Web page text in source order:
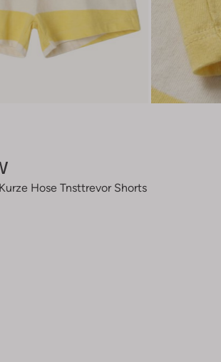
Hose Tnsttrevor Shorts